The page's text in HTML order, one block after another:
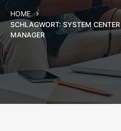
HOME
SCHLAGWORT:SYSTEM
MANAGER